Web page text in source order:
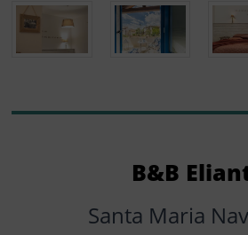
B&B
Santa Maria